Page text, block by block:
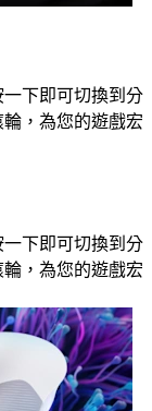
下即可切換到分
，為您的遊戲宏
下即可切換到分
，為您的遊戲宏